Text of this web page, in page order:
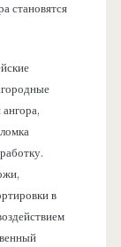
становятся
в